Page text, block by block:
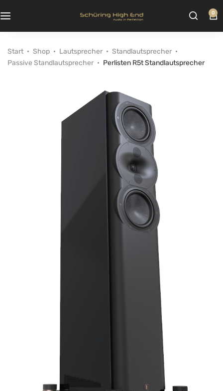
0
Start Shop Lautsprecher
Standlautsprecher
Passive Standlautsprecher
Perlisten R5t Standlautsprecher